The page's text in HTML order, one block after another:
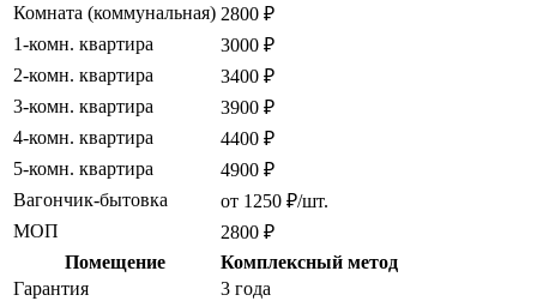
Комната (коммунальная) 2800 ₽
1-комн. квартира
3000 ₽
2-комн. квартира
3400 ₽
3-комн. квартира
3900 ₽
4-комн. квартира
4400 ₽
5-комн. квартира
4900 ₽
Вагончик-бытовка
от 1250 ₽/шт.
МОП
2800 ₽
Помещение
Комплексный метод
Гарантия
3 года